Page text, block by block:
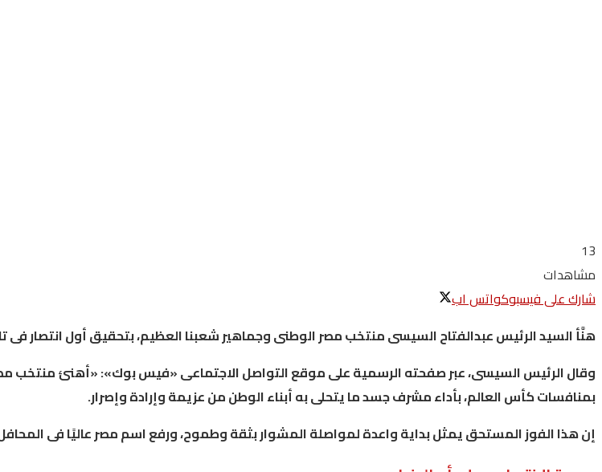
13
مشاهدات
شارك على فيسبوكواتس اب
هنَّأالسيدالرئيسعبدالفتاحالسيسىمنتخبمصرالوطنىوجماهيرشعبناالعظيم،بتحقيقأولانتصارفى
وقالالرئيسالسيسى،عبرصفحتهالرسميةعلىموقعالتواصلالاجتماعى«فيسبوك»: «أهنئمنتخب
بمنافساتكأسالعالم،بأداءمشرفجسدمايتحلىبهأبناءالوطنمنعزيمةوإرادةوإصرار.
إنهذاالفوزالمستحقيمثلبدايةواعدةلمواصلةالمشواربثقةوطموح،ورفعاسممصرعاليًافى